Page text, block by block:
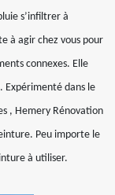
s’infiltrer à
à agir chez vous pour
connexes. Elle
dans le
, Hemery Rénovation
Peu importe le
à utiliser.